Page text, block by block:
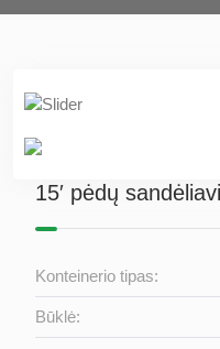
15′ pėdų
Konteinerio tipas:
Būklė: